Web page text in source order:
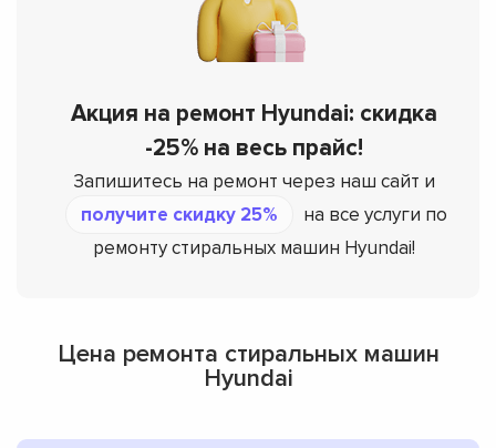
Акция на ремонт Hyundai: скидка
-25% на весь прайс!
Запишитесь на ремонт через наш сайт и
получите скидку 25%
на все услуги по
ремонту стиральных машин Hyundai!
Цена ремонта стиральных машин
Hyundai